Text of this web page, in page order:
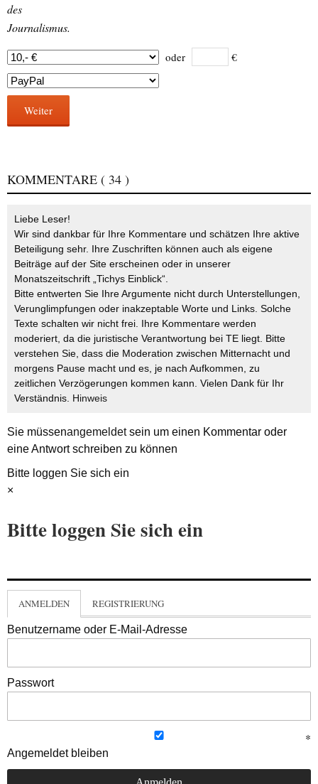
des
Journalismus.
oder €
Weiter
KOMMENTARE ( 34 )
Liebe Leser!
Wir sind dankbar für Ihre Kommentare und schätzen Ihre aktive
Beteiligung sehr. Ihre Zuschriften können auch als eigene
Beiträge auf der Site erscheinen oder in unserer
Monatszeitschrift „Tichys Einblick“.
Bitte entwerten Sie Ihre Argumente nicht durch Unterstellungen,
Verunglimpfungen oder inakzeptable Worte und Links. Solche
Texte schalten wir nicht frei. Ihre Kommentare werden
moderiert, da die juristische Verantwortung bei TE liegt. Bitte
verstehen Sie, dass die Moderation zwischen Mitternacht und
morgens Pause macht und es, je nach Aufkommen, zu
zeitlichen Verzögerungen kommen kann. Vielen Dank für Ihr
Verständnis. Hinweis
Sie müssenangemeldetsein um einen Kommentar oder
eine Antwort schreiben zu können
Bitte loggen Sie sich ein
×
Bitte loggen Sie sich ein
ANMELDEN REGISTRIERUNG
Benutzername oder E-Mail-Adresse
Passwort
Angemeldet bleiben